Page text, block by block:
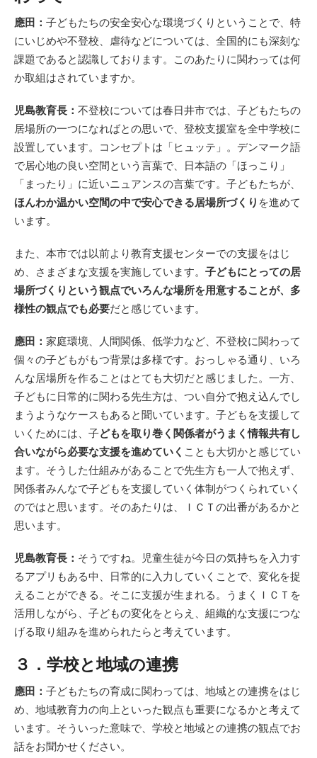
應田： 子どもたちの安全安心な環境づくりということで、特
にいじめや不登校、虐待などについては、全国的にも深刻な
課題であると認識しております。このあたりに関わっては何
か取組はされていますか。
児島教育長： 不登校については春日井市では、子どもたちの
居場所の一つになればとの思いで、登校支援室を全中学校に
設置しています。コンセプトは「ヒュッテ」。デンマーク語
で居心地の良い空間という言葉で、日本語の「ほっこり」
「まったり」に近いニュアンスの言葉です。子どもたちが、
ほんわか温かい空間の中で安心できる居場所づくり を進めて
います。
また、本市では以前より教育支援センターでの支援をはじ
め、さまざまな支援を実施しています。 子どもにとっての居
場所づくりという観点でいろんな場所を用意することが、多
様性の観点でも必要だと感じています。
應田： 家庭環境、人間関係、低学力など、不登校に関わって
個々の子どもがもつ背景は多様です。おっしゃる通り、いろ
んな居場所を作ることはとても大切だと感じました。一方、
子どもに日常的に関わる先生方は、つい自分で抱え込んでし
まうようなケースもあると聞いています。子どもを支援して
いくためには、子どもを取り巻く関係者がうまく情報共有し
合いながら必要な支援を進めていく ことも大切かと感じてい
ます。そうした仕組みがあることで先生方も一人で抱えず、
関係者みんなで子どもを支援していく体制がつくられていく
のではと思います。そのあたりは、ＩＣＴの出番があるかと
思います。
児島教育長： そうですね。児童生徒が今日の気持ちを入力す
るアプリもある中、日常的に入力していくことで、変化を捉
えることができる。そこに支援が生まれる。うまくＩＣＴを
活用しながら、子どもの変化をとらえ、組織的な支援につな
げる取り組みを進められたらと考えています。
３．学校と地域の連携
應田： 子どもたちの育成に関わっては、地域との連携をはじ
め、地域教育力の向上といった観点も重要になるかと考えて
います。そういった意味で、学校と地域との連携の観点でお
話をお聞かせください。